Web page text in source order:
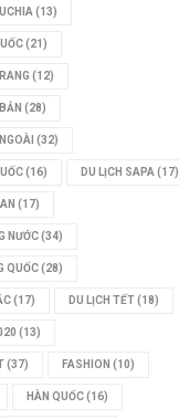
(13)
(21)
(12)
(28)
(32)
(16) DU LỊCH SAPA (17)
(17)
NƯỚC(34)
QUỐC(28)
(17) DU LỊCH TẾT(18)
(13)
(37) FASHION (10)
HÀN QUỐC(16)